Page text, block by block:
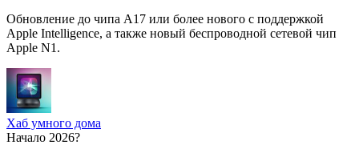
Обновление до чипа A17 или более нового с поддержкой
Apple Intelligence, а также новый беспроводной сетевой чип
Apple N1.
Хаб умного дома
Начало 2026?